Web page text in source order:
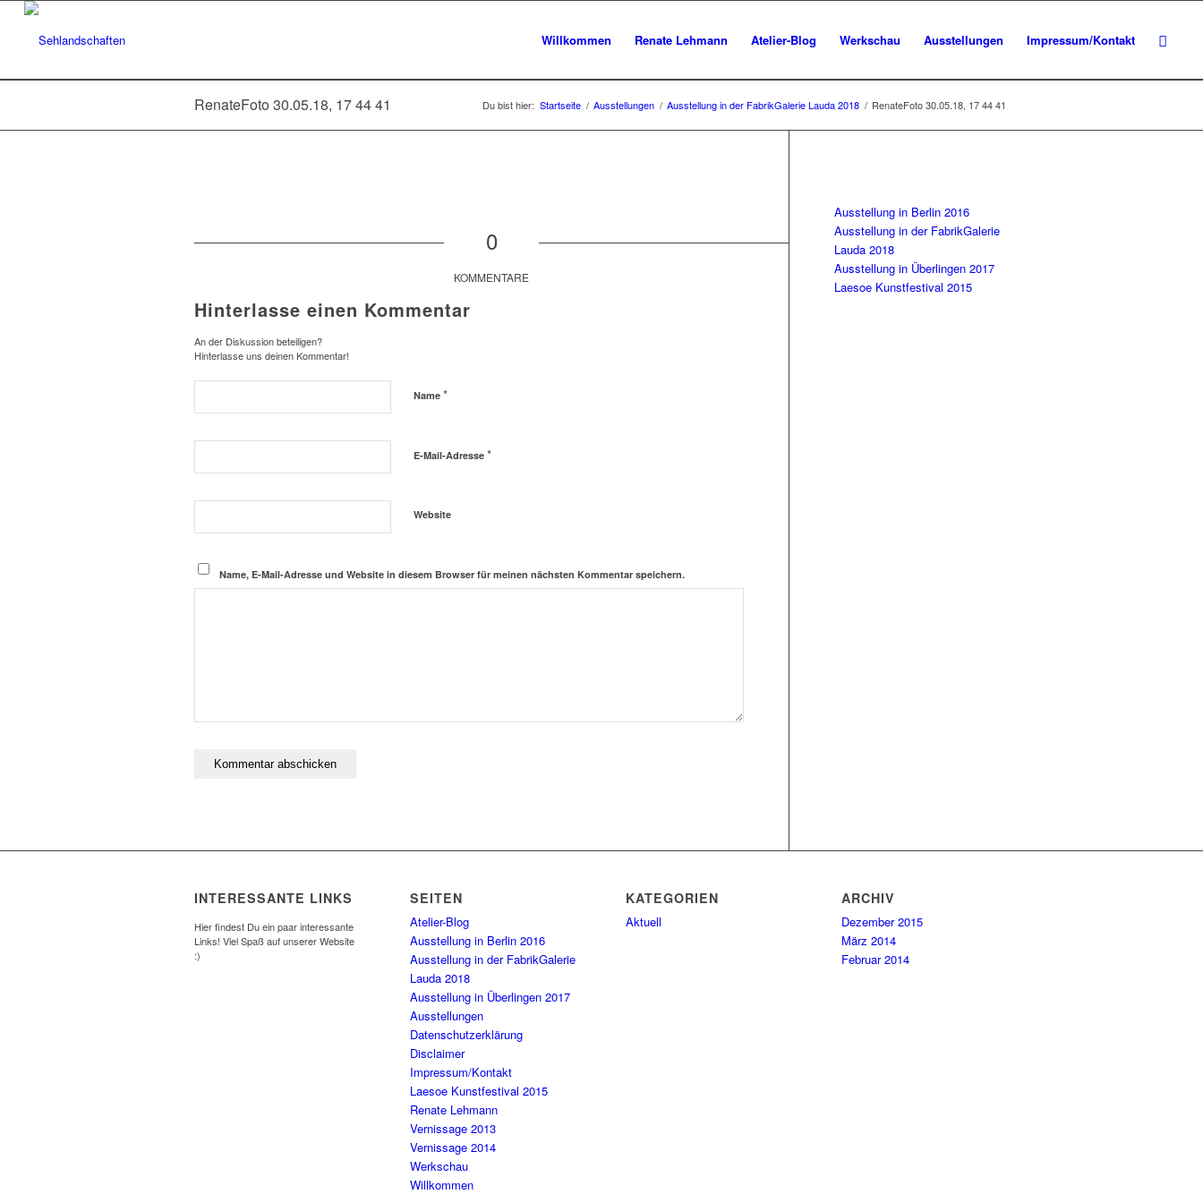
Willkommen Renate Lehmann Atelier-Blog Werkschau Ausstellungen Impressum/Kontakt
RenateFoto 30.05.18, 17 44 41 Du bist hier: Startseite / Ausstellungen / Ausstellung in der FabrikGalerie Lauda 2018 / RenateFoto 30.05.18, 17 44 41
0
KOMMENTARE
Hinterlasse einen Kommentar
An der Diskussion beteiligen?
Hinterlasse uns deinen Kommentar!
Name *
E-Mail-Adresse *
Website
Name, E-Mail-Adresse und Website in diesem Browser für meinen nächsten Kommentar speichern.
Ausstellung in Berlin 2016
Ausstellung in der FabrikGalerie
Lauda 2018
Ausstellung in Überlingen 2017
Laesoe Kunstfestival 2015
INTERESSANTE LINKS
Hier findest Du ein paar interessante
Links! Viel Spaß auf unserer Website
:)
SEITEN
Atelier-Blog
Ausstellung in Berlin 2016
Ausstellung in der FabrikGalerie
Lauda 2018
Ausstellung in Überlingen 2017
Ausstellungen
Datenschutzerklärung
Disclaimer
Impressum/Kontakt
Laesoe Kunstfestival 2015
Renate Lehmann
Vernissage 2013
Vernissage 2014
Werkschau
Willkommen
KATEGORIEN
Aktuell
ARCHIV
Dezember 2015
März 2014
Februar 2014